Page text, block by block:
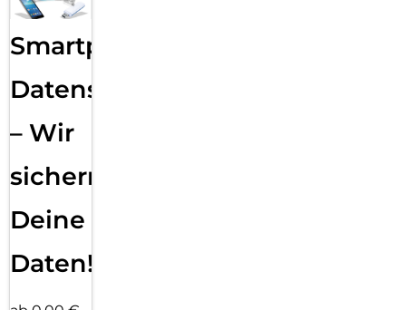
Smartphone
Datensicherung
– Wir
sichern
Deine
Daten!